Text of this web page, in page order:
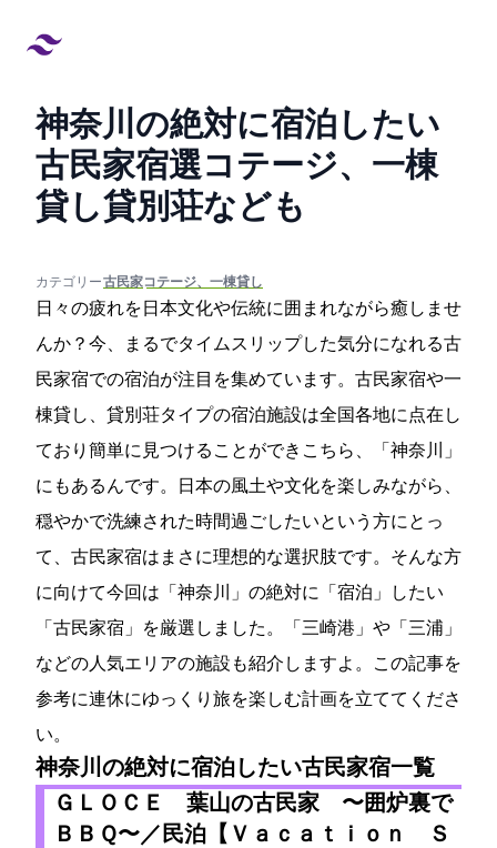
神奈川の絶対に宿泊したい
古民家宿25選!コテージ、一棟
貸し貸別荘なども
カテゴリー:#古民家,コテージ、一棟貸し
日々の疲れを日本文化や伝統に囲まれながら癒しませ
んか？今、まるでタイムスリップした気分になれる古
民家宿での宿泊が注目を集めています。古民家宿や一
棟貸し、貸別荘タイプの宿泊施設は全国各地に点在し
ており簡単に見つけることができこちら、「神奈川」
にもあるんです。日本の風土や文化を楽しみながら、
穏やかで洗練された時間過ごしたいという方にとっ
て、古民家宿はまさに理想的な選択肢です。そんな方
に向けて今回は「神奈川」の絶対に「宿泊」したい
「古民家宿」を厳選しました。「三崎港」や「三浦」
などの人気エリアの施設も紹介しますよ。この記事を
参考に連休にゆっくり旅を楽しむ計画を立ててくださ
い。
神奈川の絶対に宿泊したい古民家宿一覧
ＧＬＯＣＥ 葉山の古民家 〜囲炉裏で
ＢＢＱ〜／民泊【Ｖａｃａｔｉｏｎ Ｓ